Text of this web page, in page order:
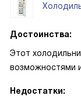
Достоинства:
Этот
возможностями
Недостатки: